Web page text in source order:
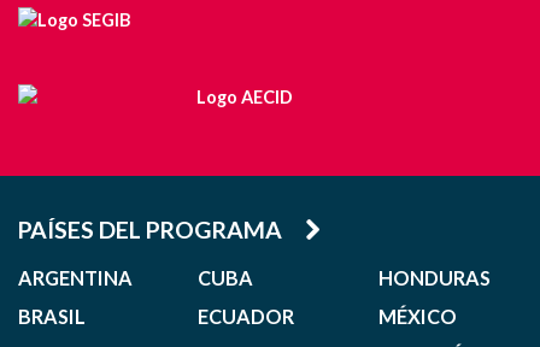
PAÍSES DEL PROGRAMA
ARGENTINA
BRASIL
CUBA
ECUADOR
HONDURAS
MÉXICO